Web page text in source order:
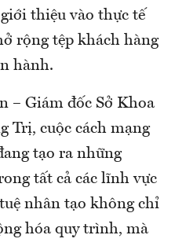
thiệu vào thực tế
rộng tệp khách hàng
hành.
– Giám đốc Sở Khoa
Trị, cuộc cách mạng
tạo ra những
tất cả các lĩnh vực
nhân tạo không chỉ
hóa quy trình, mà